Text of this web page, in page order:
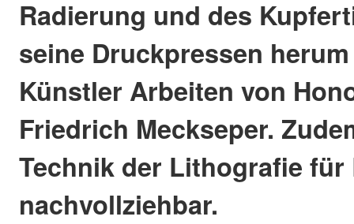
Radierung und des
seine Druckpressen
Künstler Arbeiten von
Friedrich Meckseper.
Technik der Lithografie für
nachvollziehbar.